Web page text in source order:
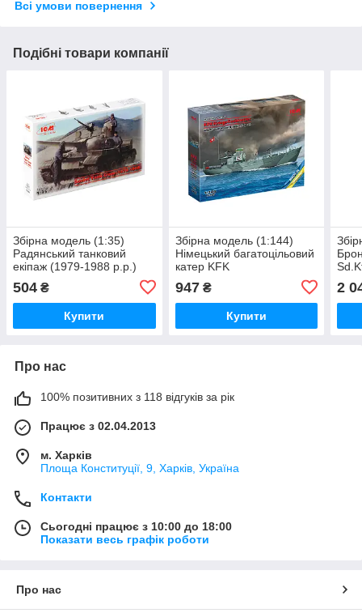
Всі умови повернення
Подібні товари компанії
Збірна модель (1:35)
Радянський танковий
екіпаж (1979-1988 р.р.)
504 ₴
Купити
Збірна модель (1:144)
Німецький багатоцільовий
катер KFK
Другої світової війни
947₴
Купити
2
Про нас
100% позитивних з 118 відгуків за рік
Працює з 02.04.2013
м. Харків
Площа Конституції, 9, Харків, Україна
Контакти
Сьогодні працює з 10:00 до 18:00
Показати весь графік роботи
Про нас